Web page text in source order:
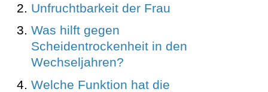
Unfruchtbarkeit der Frau
Was hilft gegen
Scheidentrockenheit in den
Wechseljahren?
Welche Funktion hat die